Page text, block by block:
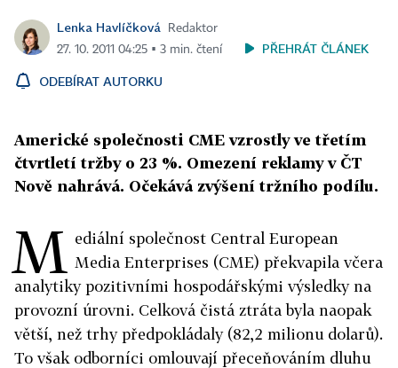
Lenka Havlíčková
Redaktor
27. 10. 2011 04:25 ▪ 3 min. čtení
PŘEHRÁT ČLÁNEK
ODEBÍRAT AUTORKU
Americké společnosti CME vzrostly ve třetím
čtvrtletí tržby o 23 %. Omezení reklamy v ČT
Nově nahrává. Očekává zvýšení tržního podílu.
M ediální společnost Central European
Media Enterprises (CME) překvapila včera
analytiky pozitivními hospodářskými výsledky na
provozní úrovni. Celková čistá ztráta byla naopak
větší, než trhy předpokládaly (82,2 milionu dolarů).
To však odborníci omlouvají přeceňováním dluhu